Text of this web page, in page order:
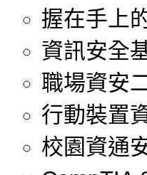
握在手上
資訊安全
職場資安
行動裝置
校園資通